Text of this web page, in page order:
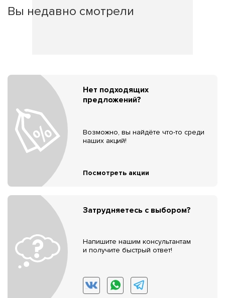
Вы недавно смотрели
Нет подходящих
предложений?
Возможно, вы найдёте что-то среди
наших акций!
Посмотреть акции
Затрудняетесь с выбором?
Напишите нашим консультантам
и получите быстрый ответ!